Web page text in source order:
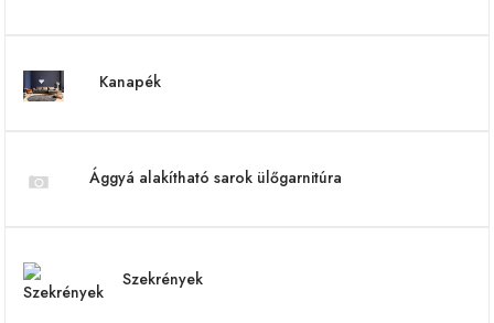
Kanapék
Ággyá alakítható sarok ülőgarnitúra
Szekrények